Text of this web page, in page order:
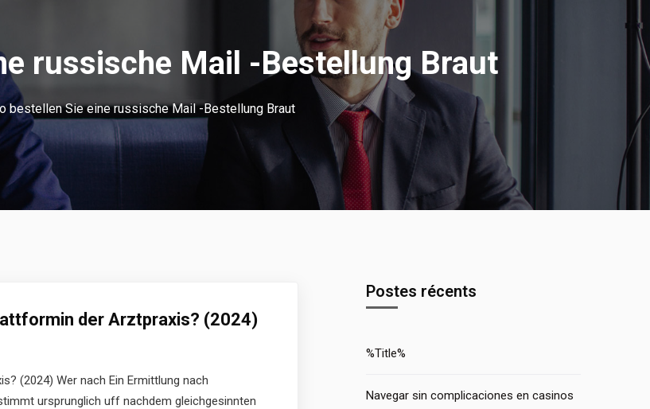
russische Mail -Bestellung Braut
bestellen Sie eine russische Mail -Bestellung Braut
der Arztpraxis? (2024)
(2024) Wer nach Ein Ermittlung nach
ursprunglich uff nachdem gleichgesinnten
Postes récents
%Title%
Navegar sin complicaciones en casinos